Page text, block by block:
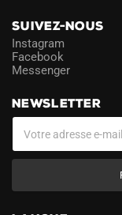
SUIVEZ-NOUS
Instagram
Facebook
Messenger
NEWSLETTER